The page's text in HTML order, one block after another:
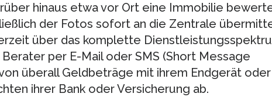
hinaus etwa vor Ort eine Immobilie
der Fotos sofort an die Zentrale
über das komplette
per E-Mail oder SMS (Short Message
überall Geldbeträge mit ihrem Endgerät oder
ihrer Bank oder Versicherung ab.